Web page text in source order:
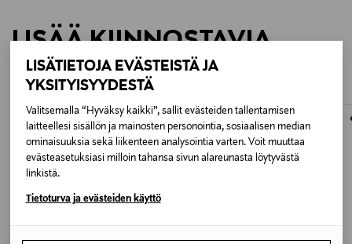
LISÄTIETOJA EVÄSTEISTÄ JA
YKSITYISYYDESTÄ
Valitsemalla “Hyväksy kaikki”, sallit evästeiden tallentamisen
laitteellesi sisällön ja mainosten personointia, sosiaalisen median
ominaisuuksia sekä liikenteen analysointia varten. Voit muuttaa
evästeasetuksiasi milloin tahansa sivun alareunasta löytyvästä
linkistä.
Tietoturva ja evästeiden käyttö
LISÄÄ KIINNOSTAVIA
TUOTTEITA
ONLINE EXCLUSIVE ONLINE EXCLUSIVE